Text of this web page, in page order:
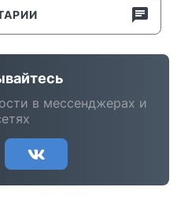
в мессенджерах и